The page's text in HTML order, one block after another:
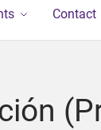
Contact